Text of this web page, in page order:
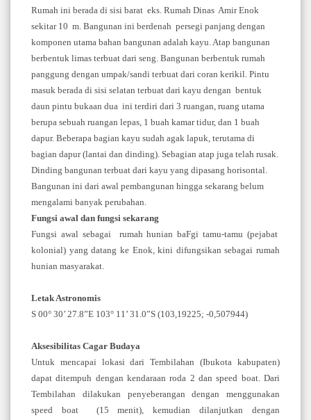
Rumah ini berada di sisi barat eks. Rumah Dinas Amir Enok
sekitar 10 m. Bangunan ini berdenah persegi panjang dengan
komponen utama bahan bangunan adalah kayu. Atap bangunan
berbentuk limas terbuat dari seng. Bangunan berbentuk rumah
panggung dengan umpak/sandi terbuat dari coran kerikil. Pintu
masuk berada di sisi selatan terbuat dari kayu dengan bentuk
daun pintu bukaan dua ini terdiri dari 3 ruangan, ruang utama
berupa sebuah ruangan lepas, 1 buah kamar tidur, dan 1 buah
dapur. Beberapa bagian kayu sudah agak lapuk, terutama di
bagian dapur (lantai dan dinding). Sebagian atap juga telah rusak.
Dinding bangunan terbuat dari kayu yang dipasang horisontal.
Bangunan ini dari awal pembangunan hingga sekarang belum
mengalami banyak perubahan.
Fungsi awal dan fungsi sekarang
Fungsi awal sebagai rumah hunian baFgi tamu-tamu (pejabat
kolonial) yang datang ke Enok, kini difungsikan sebagai rumah
hunian masyarakat.
Letak Astronomis
S 00° 30’ 27.8”E 103° 11’ 31.0”S (103,19225; -0,507944)
Aksesibilitas Cagar Budaya
Untuk mencapai lokasi dari Tembilahan (Ibukota kabupaten)
dapat ditempuh dengan kendaraan roda 2 dan speed boat. Dari
Tembilahan dilakukan penyeberangan dengan menggunakan
speed boat (15 menit), kemudian dilanjutkan dengan